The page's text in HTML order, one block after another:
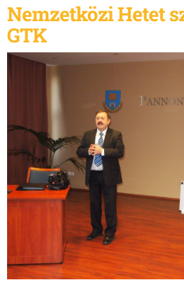
Nemzetközi Hetet
GTK